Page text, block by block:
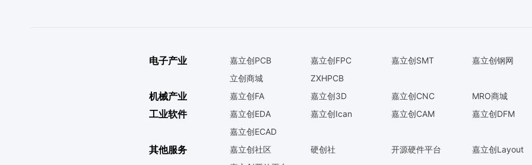
电子产业 嘉立创PCB 嘉立创FPC 嘉立创SMT 嘉立创钢网
立创商城
ZXHPCB
机械产业 嘉立创FA 嘉立创3D 嘉立创CNC MRO商城
工业软件 嘉立创EDA 嘉立创Ican 嘉立创CAM 嘉立创DFM
嘉立创ECAD
其他服务 嘉立创社区 硬创社 开源硬件平台 嘉立创Layout